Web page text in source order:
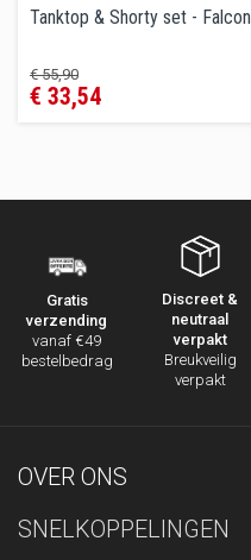
Tanktop & Shorty set - Falcon
€ 55,90Prijs
€ 33,54
Gratis
verzending
vanaf €49
bestelbedrag
Discreet &
neutraal
verpakt
Breukveilig
verpakt
OVER ONS
SNELKOPPELINGEN